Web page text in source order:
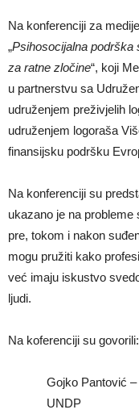
Na konferenciji za
„Psihosocijalna
za ratne zločine“, koji
u partnerstvu sa
udruženjem preživjelih
udruženjem logoraša
finansijsku podršku
Na konferenciji su
ukazano je na
pre, tokom i nakon
mogu pružiti kako
već imaju iskustvo
ljudi.
Na koferenciji su govorili:
Gojko Pantović
UNDP